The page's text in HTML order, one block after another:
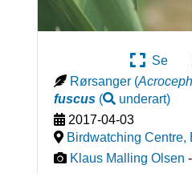
Se
Rørsanger (
fuscus( underart)
2017-04-03
Birdwatching Centre,
Klaus Malling Olsen -